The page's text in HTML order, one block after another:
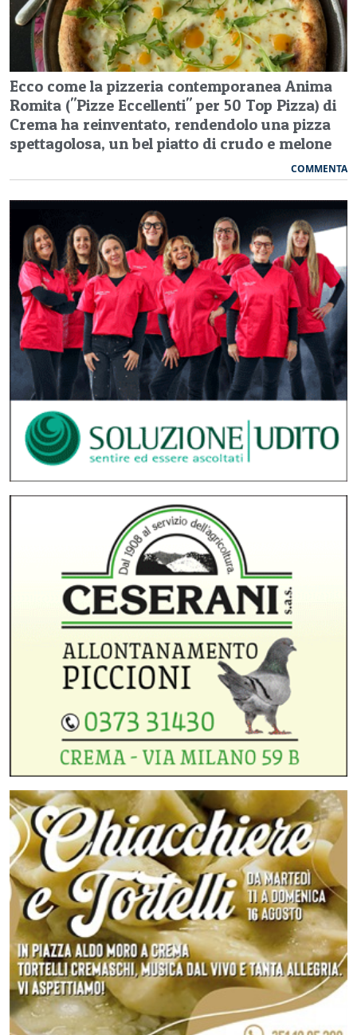
Ecco come la pizzeria contemporanea Anima
Romita ("Pizze Eccellenti" per 50 Top Pizza) di
Crema ha reinventato, rendendolo una pizza
spettagolosa, un bel piatto di crudo e melone
COMMENTA